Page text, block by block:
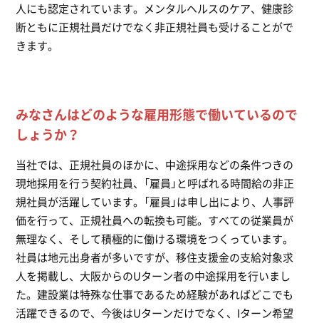
人にも認定されています。メンタルヘルスのケア、健康診
断ともに正規社員だけでなく非正規社員も受けることがで
きます。
みなさんはどのような雇用形態で働いているので
しょうか？
当社では、正規社員のほかに、中途採用などの条件つきの
現地採用を行う契約社員、「雇員」と呼ばれる時間給の非正
規社員が活躍しています。「雇員」は申し出により、人事評
価を行って、正規社員への転換も可能。すべての従業員が
無理なく、そして積極的に働ける環境をつくっています。
社員は地元出身者が多いですが、移住支援金の支給対象求
人を掲載し、大阪からのUターン者の中途採用を行いまし
た。建設業は特殊な仕事であるため経験があればどこでも
活躍できるので、今後はUターンだけでなく、Iターン希望